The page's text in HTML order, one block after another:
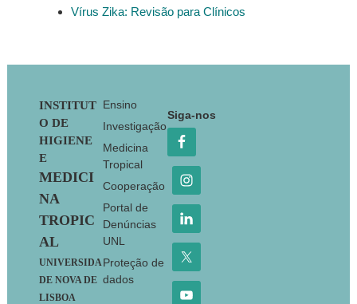
Vírus Zika: Revisão para Clínicos
Footer
INSTITUT
O DE
HIGIENE
E
MEDICI
NA
TROPIC
AL
UNIVERSIDA
DE NOVA DE
LISBOA
Ensino
Investigação
Medicina
Tropical
Cooperação
Portal de
Denúncias
UNL
Proteção de
dados
Siga-nos